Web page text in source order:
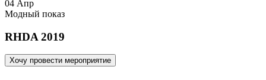
04 Апр
Модный показ
RHDA 2019
Хочу провести мероприятие